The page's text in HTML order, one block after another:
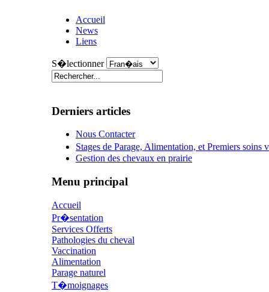
Accueil
News
Liens
S�lectionner
Derniers articles
Nous Contacter
Stages de Parage, Alimentation, et Premiers
Gestion des chevaux en prairie
Menu principal
Accueil
Pr�sentation
Services Offerts
Pathologies du cheval
Vaccination
Alimentation
Parage naturel
T�moignages